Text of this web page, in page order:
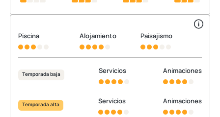
Piscina Alojamiento Paisajismo
Temporada baja Servicios Animaciones
Temporada alta Servicios Animaciones